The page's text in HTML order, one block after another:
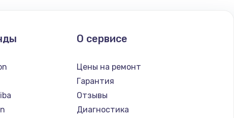
О сервисе
Цены на ремонт
Гарантия
Отзывы
Диагностика